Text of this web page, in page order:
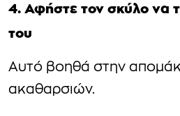
4. Αφήστε τον σκύλο να
του
Αυτό βοηθά στην
ακαθαρσιών.